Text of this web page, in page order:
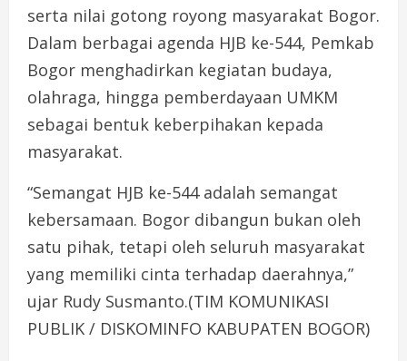
serta nilai gotong royong masyarakat Bogor.
Dalam berbagai agenda HJB ke-544, Pemkab
Bogor menghadirkan kegiatan budaya,
olahraga, hingga pemberdayaan UMKM
sebagai bentuk keberpihakan kepada
masyarakat.
“Semangat HJB ke-544 adalah semangat
kebersamaan. Bogor dibangun bukan oleh
satu pihak, tetapi oleh seluruh masyarakat
yang memiliki cinta terhadap daerahnya,”
ujar Rudy Susmanto.(TIM KOMUNIKASI
PUBLIK / DISKOMINFO KABUPATEN BOGOR)